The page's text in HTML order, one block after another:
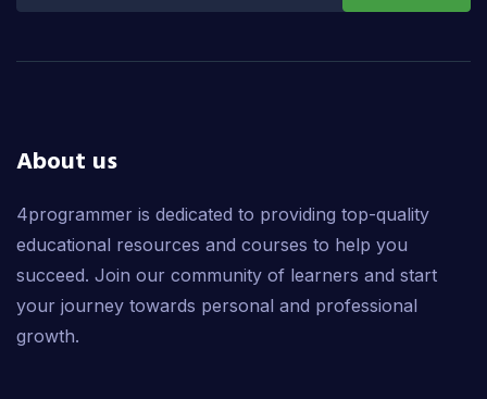
About us
4programmer is dedicated to providing top-quality
educational resources and courses to help you
succeed. Join our community of learners and start
your journey towards personal and professional
growth.